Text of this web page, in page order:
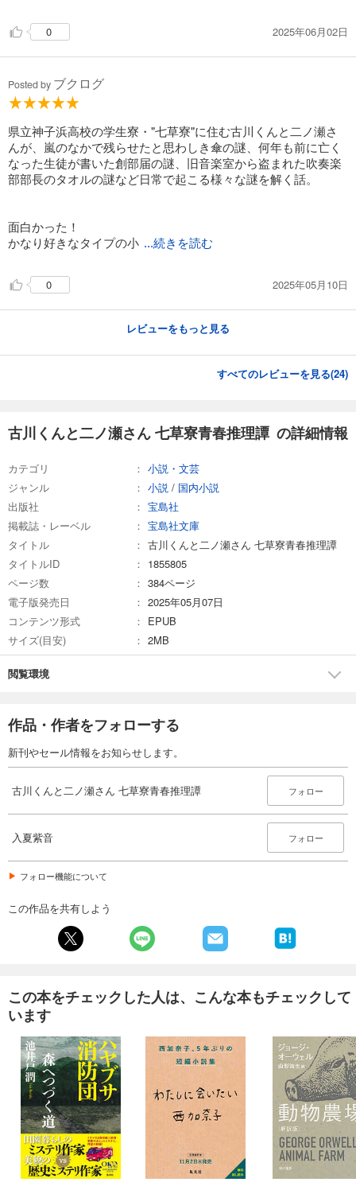
0 2025年06月02日
Posted by ブクログ
県立神子浜高校の学生寮・"七草寮"に住む古川くんと二ノ瀬さ
んが、嵐のなかで残らせたと思わしき傘の謎、何年も前に亡く
なった生徒が書いた創部届の謎、旧音楽室から盗まれた吹奏楽
部部長のタオルの謎など日常で起こる様々な謎を解く話。
面白かった！
かなり好きなタイプの小 ...続きを読む
0 2025年05月10日
レビューをもっと見る
すべてのレビューを見る(24)
古川くんと二ノ瀬さん 七草寮青春推理譚 の詳細情報
カテゴリ
小説・文芸
ジャンル
小説 / 国内小説
出版社
宝島社
掲載誌・レーベル
宝島社文庫
タイトル
古川くんと二ノ瀬さん 七草寮青春推理譚
タイトルID
1855805
ページ数
384ページ
電子版発売日
2025年05月07日
コンテンツ形式
EPUB
サイズ(目安)
2MB
閲覧環境
作品・作者をフォローする
新刊やセール情報をお知らせします。
古川くんと二ノ瀬さん 七草寮青春推理譚 フォロー
入夏紫音 フォロー
フォロー機能について
この作品を共有しよう
この本をチェックした人は、こんな本もチェックして
います